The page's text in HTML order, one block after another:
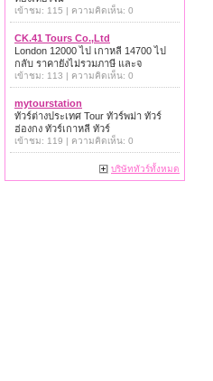
เข้าชม: 115 | ความคิดเห็น: 0
CK.41 Tours Co.,Ltd
London 12000 ไป เกาหลี 14700 ไป
กลับ ราคายังไม่รวมภาษี และจ
เข้าชม: 113 | ความคิดเห็น: 0
mytourstation
ทัวร์ต่างประเทศ Tour ทัวร์พม่า ทัวร์
ฮ่องกง ทัวร์เกาหลี ทัวร์
เข้าชม: 119 | ความคิดเห็น: 0
บริษัททัวร์ทั้งหมด